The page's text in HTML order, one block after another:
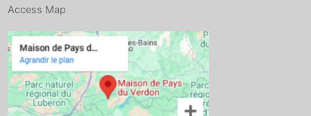
Access Map